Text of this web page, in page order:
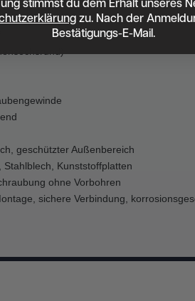
mit Vollgewinde
geschützter Außenbereich
Kunststoffplatten
ohne Vorbohren
sichere Verbindung,
zu. Nach der
Bestätigungs-E-Mail.